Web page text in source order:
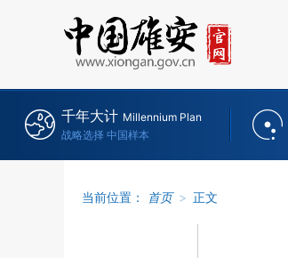
千年大计 Millennium Plan
战略选择 中国样本
当前位置： 首页 > 正文